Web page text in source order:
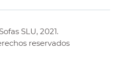
SLU, 2021.
reservados